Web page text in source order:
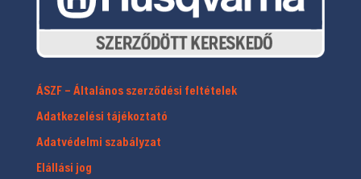
ÁSZF – Általános szerződési feltételek
Adatkezelési tájékoztató
Adatvédelmi szabályzat
Elállási jog